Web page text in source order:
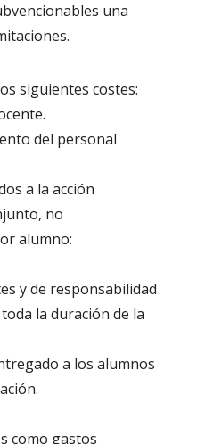
una
siguientes costes:
del personal
a la acción
no
alumno:
y de responsabilidad
la duración de la
a los alumnos
como gastos